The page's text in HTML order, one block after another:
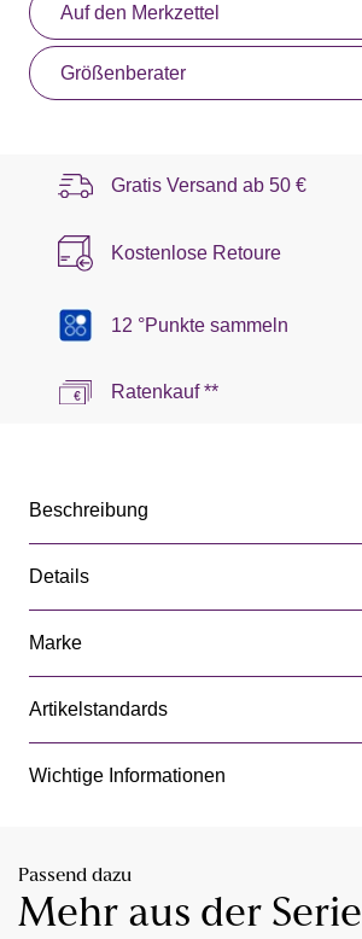
Auf den Merkzettel
Größenberater
Gratis Versand ab 50 €
Kostenlose Retoure
12 °Punkte sammeln
Ratenkauf **
Beschreibung
Details
Marke
Artikelstandards
Wichtige Informationen
Passend dazu
Mehr aus der Serie